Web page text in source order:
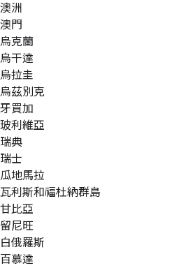
澳洲
澳門
烏克蘭
烏干達
烏拉圭
烏茲別克
牙買加
玻利維亞
瑞典
瑞士
瓜地馬拉
瓦利斯和福杜納群島
甘比亞
留尼旺
白俄羅斯
百慕達